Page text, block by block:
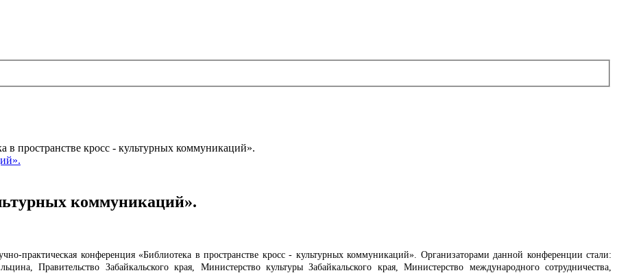
в пространстве кросс - культурных коммуникаций».
коммуникаций».
практическая конференция «Библиотека в пространстве кросс - культурных коммуникаций». Организаторами данной конференции стали:
Правительство Забайкальского края, Министерство культуры Забайкальского края, Министерство международного сотрудничества,